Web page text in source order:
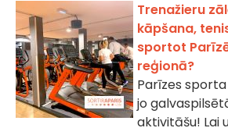
Trenažieru
kāpšana,
sportot
reģionā?
Parīzes
jo
aktivitāšu! Lai